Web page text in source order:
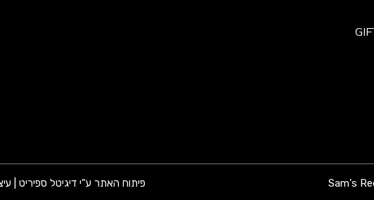
פיתוח האתר ע"י דיגיטל ספיריט |